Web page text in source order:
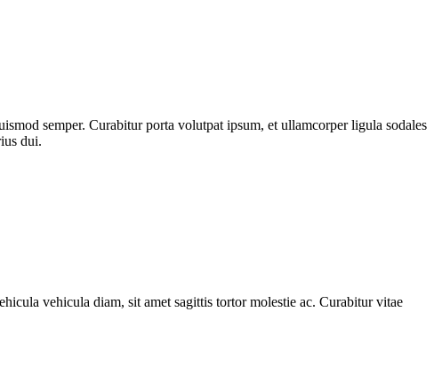
semper. Curabitur porta volutpat ipsum, et ullamcorper ligula sodales
dui.
vehicula diam, sit amet sagittis tortor molestie ac. Curabitur vitae